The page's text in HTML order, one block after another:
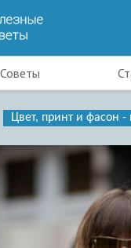
Советы
Цвет, принт и фасон -